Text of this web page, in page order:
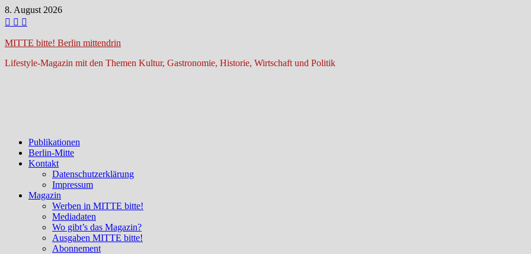
Zum
Inhalt
8. August 2026
MITTE bitte! Berlin mittendrin
Lifestyle-Magazin mit den Themen Kultur, Gastronomie, Historie, Wirtschaft und Politik
Publikationen
Berlin-Mitte
Kontakt
Datenschutzerklärung
Impressum
Magazin
Werben in MITTE bitte!
Mediadaten
Wo gibt’s das Magazin?
Ausgaben MITTE bitte!
Abonnement